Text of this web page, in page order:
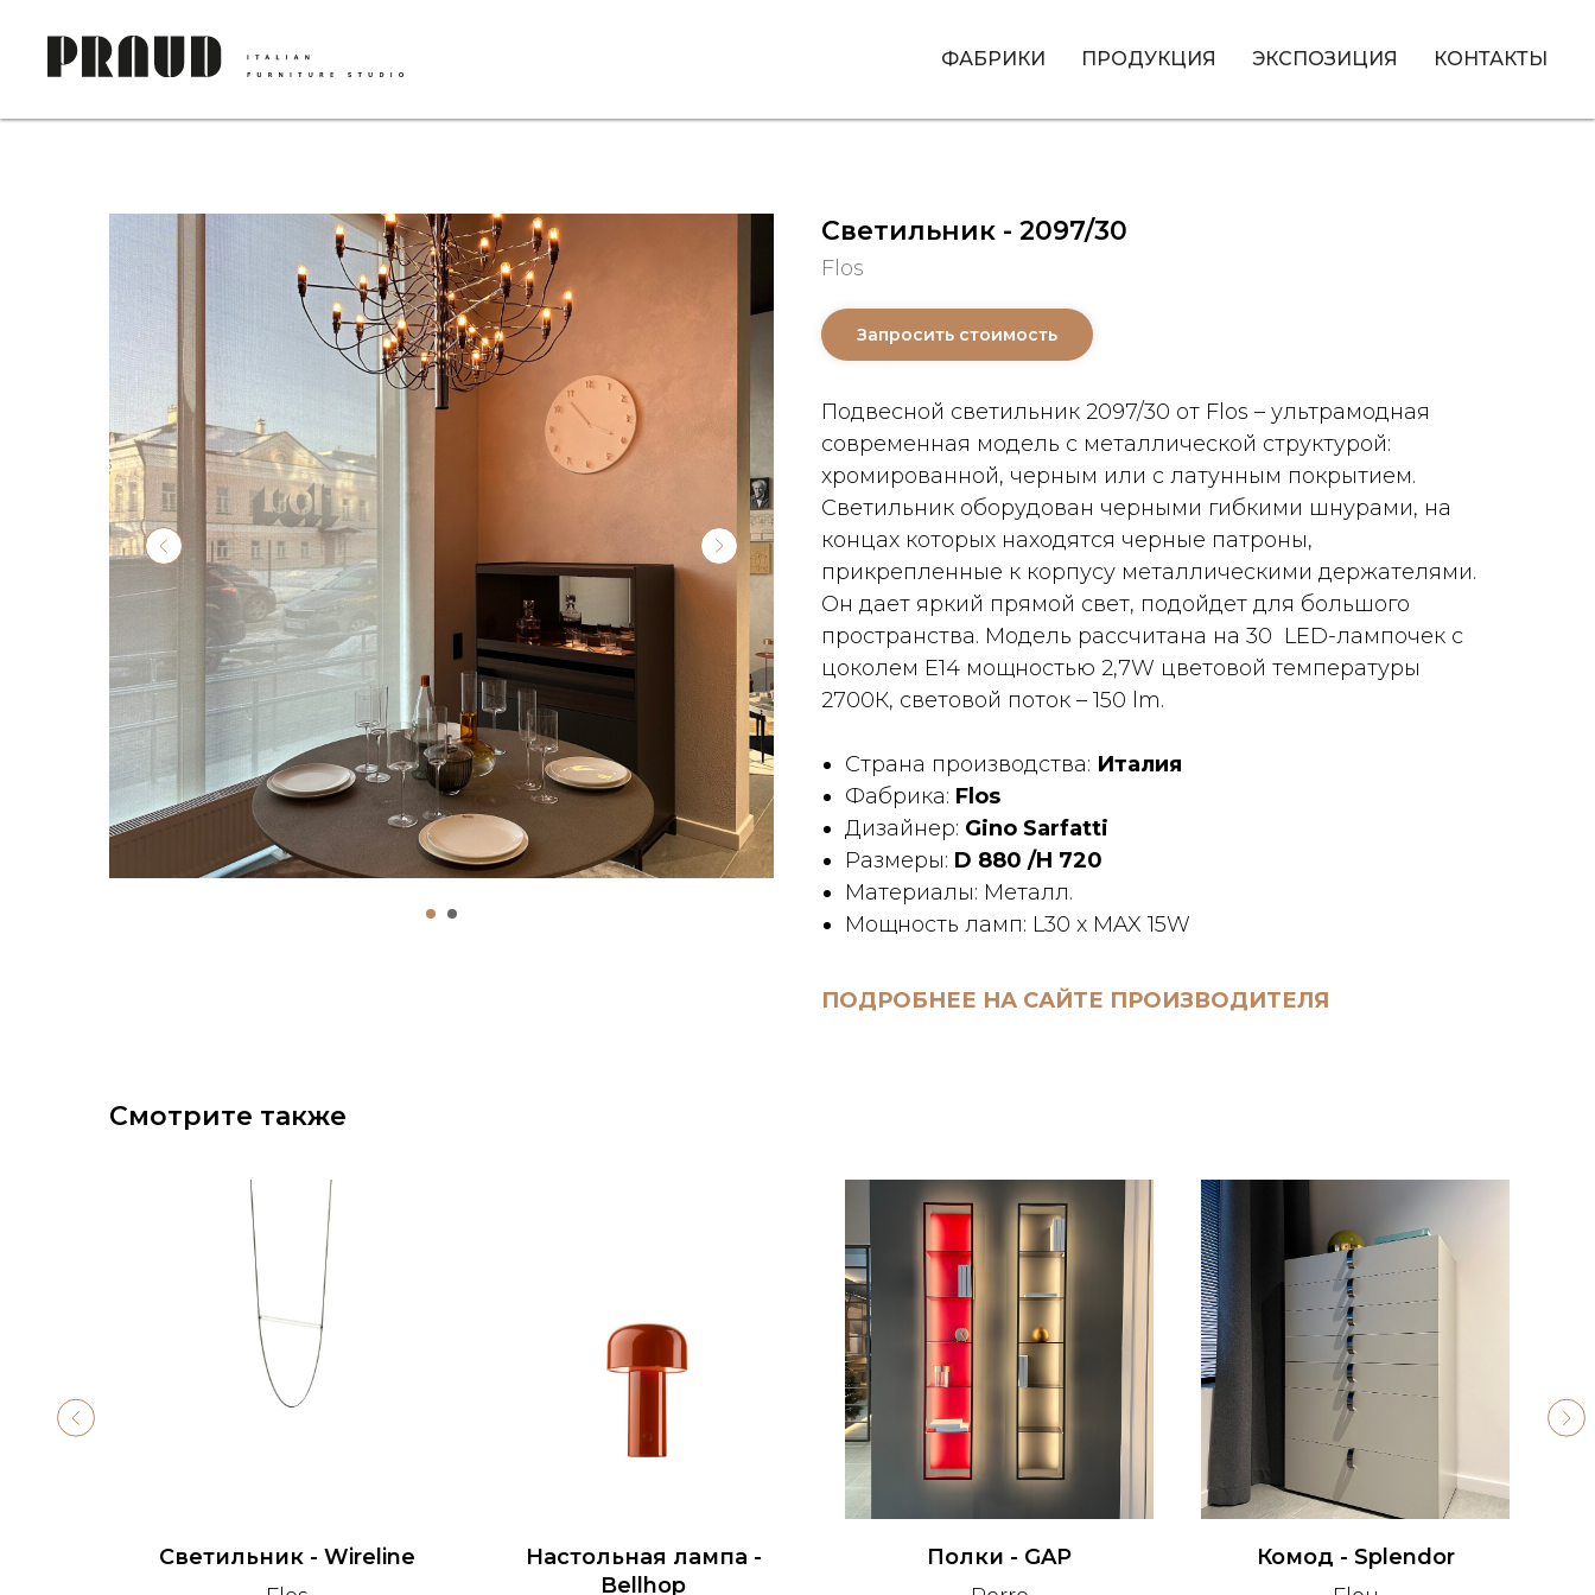
ФАБРИКИ ПРОДУКЦИЯ ЭКСПОЗИЦИЯ КОНТАКТЫ
Светильник - 2097/30
Flos
Запросить стоимость
Подвесной светильник 2097/30 от Flos – ультрамодная
современная модель с металлической структурой:
хромированной, черным или с латунным покрытием.
Светильник оборудован черными гибкими шнурами, на
концах которых находятся черные патроны,
прикрепленные к корпусу металлическими держателями.
Он дает яркий прямой свет, подойдет для большого
пространства. Модель рассчитана на 30 LED-лампочек с
цоколем E14 мощностью 2,7W цветовой температуры
2700К, световой поток – 150 lm.
Страна производства: Италия
Фабрика: Flos
Дизайнер: Gino Sarfatti
Размеры: D 880 /H 720
Материалы: Металл.
Мощность ламп: L30 x MAX 15W
ПОДРОБНЕЕ НА САЙТЕ ПРОИЗВОДИТЕЛЯ
Смотрите также
Cветильник - Wireline
Настольная лампа -
Bellhop
Полки - GAP
Комод - Splendor